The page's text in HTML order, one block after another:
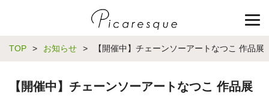
TOP > お知らせ > 【開催中】チェーンソーアートなつこ 作品展
【開催中】チェーンソーアートなつこ 作品展